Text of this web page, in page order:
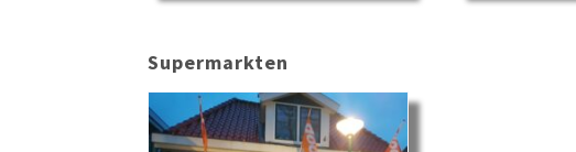
Supermarkten